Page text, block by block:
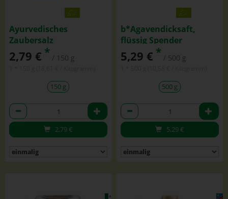
Ayurvedisches
Zaubersalz
2,79 € * / 150 g
150 g
Anzahl
2,79€
b*Agavendicksaft,
flüssig Spender
5,29 € * / 500 g
500 g
Anzahl
5,29€